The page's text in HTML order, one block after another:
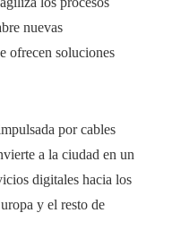
nuevas
ofrecen soluciones
por cables
a la ciudad en un
digitales hacia los
y el resto de